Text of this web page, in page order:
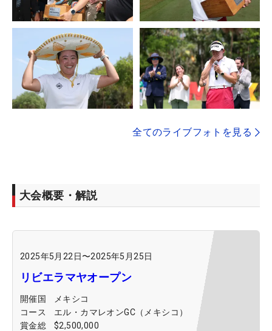
全てのライブフォトを見る
大会概要・解説
2025年5月22日〜2025年5月25日
リビエラマヤオープン
開催国
メキシコ
コース
エル・カマレオンGC（メキシコ）
賞金総
$2,500,000